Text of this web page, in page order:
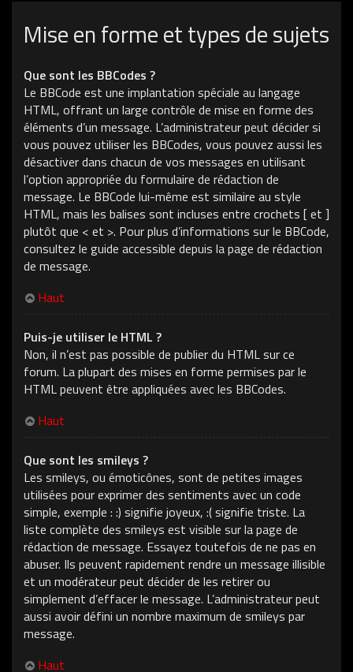
Mise en forme et types de sujets
Que sont les BBCodes ?
Le BBCode est une implantation spéciale au langage
HTML, offrant un large contrôle de mise en forme des
éléments d’un message. L’administrateur peut décider si
vous pouvez utiliser les BBCodes, vous pouvez aussi les
désactiver dans chacun de vos messages en utilisant
l’option appropriée du formulaire de rédaction de
message. Le BBCode lui-même est similaire au style
HTML, mais les balises sont incluses entre crochets [ et ]
plutôt que < et >. Pour plus d’informations sur le BBCode,
consultez le guide accessible depuis la page de rédaction
de message.
Haut
Puis-je utiliser le HTML ?
Non, il n’est pas possible de publier du HTML sur ce
forum. La plupart des mises en forme permises par le
HTML peuvent être appliquées avec les BBCodes.
Haut
Que sont les smileys ?
Les smileys, ou émoticônes, sont de petites images
utilisées pour exprimer des sentiments avec un code
simple, exemple : :) signifie joyeux, :( signifie triste. La
liste complète des smileys est visible sur la page de
rédaction de message. Essayez toutefois de ne pas en
abuser. Ils peuvent rapidement rendre un message illisible
et un modérateur peut décider de les retirer ou
simplement d’effacer le message. L’administrateur peut
aussi avoir défini un nombre maximum de smileys par
message.
Haut